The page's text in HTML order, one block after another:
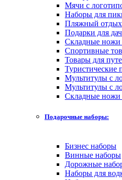
Мячи с
Наборы для
Пляжный отдых
Подарки для
Складные ножи
Спортивные
Товары для
Туристические
Мультитулы с
Мультитулы с
Складные ножи
Подарочные наборы:
Бизнес наборы
Винные наборы
Дорожные
Наборы для